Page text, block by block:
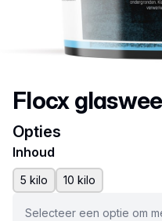
Flocx
Opties
Inhoud
5 kilo 10 kilo
Selecteer een optie om